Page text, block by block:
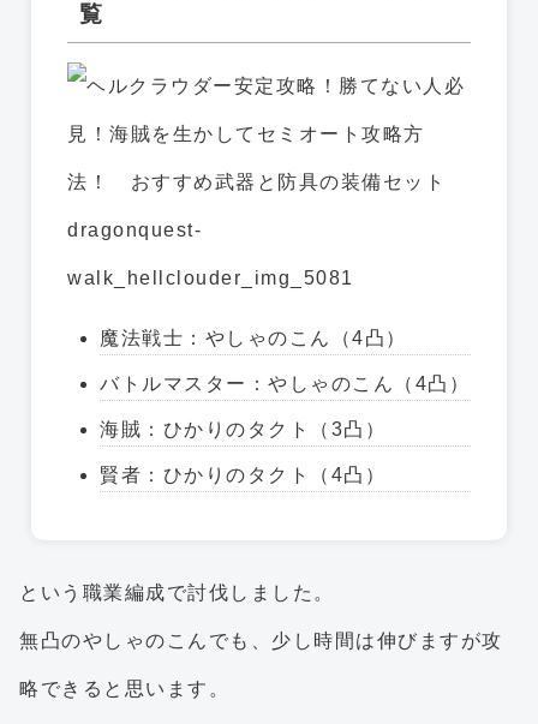
覧
魔法戦士：やしゃのこん（4凸）
バトルマスター：やしゃのこん（4凸）
海賊：ひかりのタクト（3凸）
賢者：ひかりのタクト（4凸）
という職業編成で討伐しました。
無凸のやしゃのこんでも、少し時間は伸びますが攻
略できると思います。